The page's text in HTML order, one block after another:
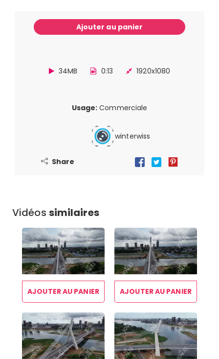
Ajouter au panier
34MB 0:13 1920x1080
Usage: Commerciale
winterwiss
Share
Vidéos similaires
AJOUTER AU PANIER AJOUTER AU PANIER